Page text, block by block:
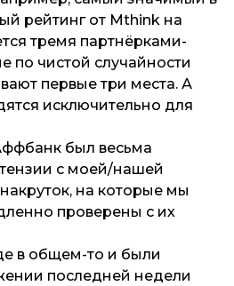
рейтинг от Mthink на
тремя партнёрками-
по чистой случайности
первые три места. А
исключительно для
был весьма
с моей/нашей
на которые мы
проверены с их
в общем-то и были
последней недели